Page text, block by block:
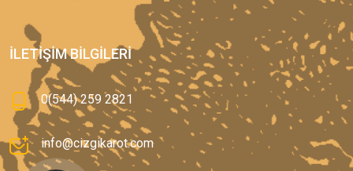
İLETIŞIM BILGILERI
0(544) 259 2821
info@cizgikarot.com